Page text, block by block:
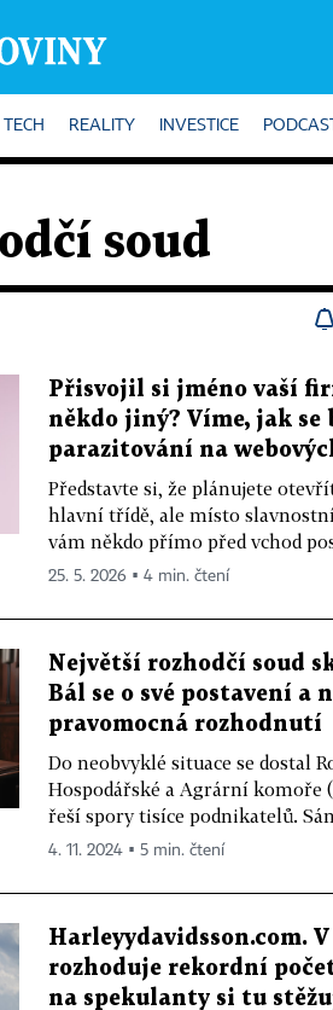
TECH REALITY INVESTICE
soud
Přisvojil si jméno vaší
někdo jiný? Víme, jak
parazitování na
Představte si, že plánujete
hlavní třídě, ale místo
vám někdo přímo před vchod
25. 5. 2026 ▪ 4 min. čtení
Největší rozhodčí soud
Bál se o své postavení a
pravomocná rozhodnutí
Do neobvyklé situace se dostal
Hospodářské a Agrární komoře
řeší spory tisíce podnikatelů.
4. 11. 2024 ▪ 5 min. čtení
Harleyydavidsson.com. V
rozhoduje rekordní
na spekulanty si tu